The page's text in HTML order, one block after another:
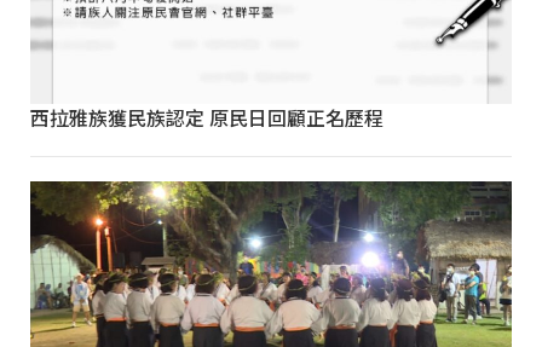
西拉雅族獲民族認定 原民日回顧正名歷程